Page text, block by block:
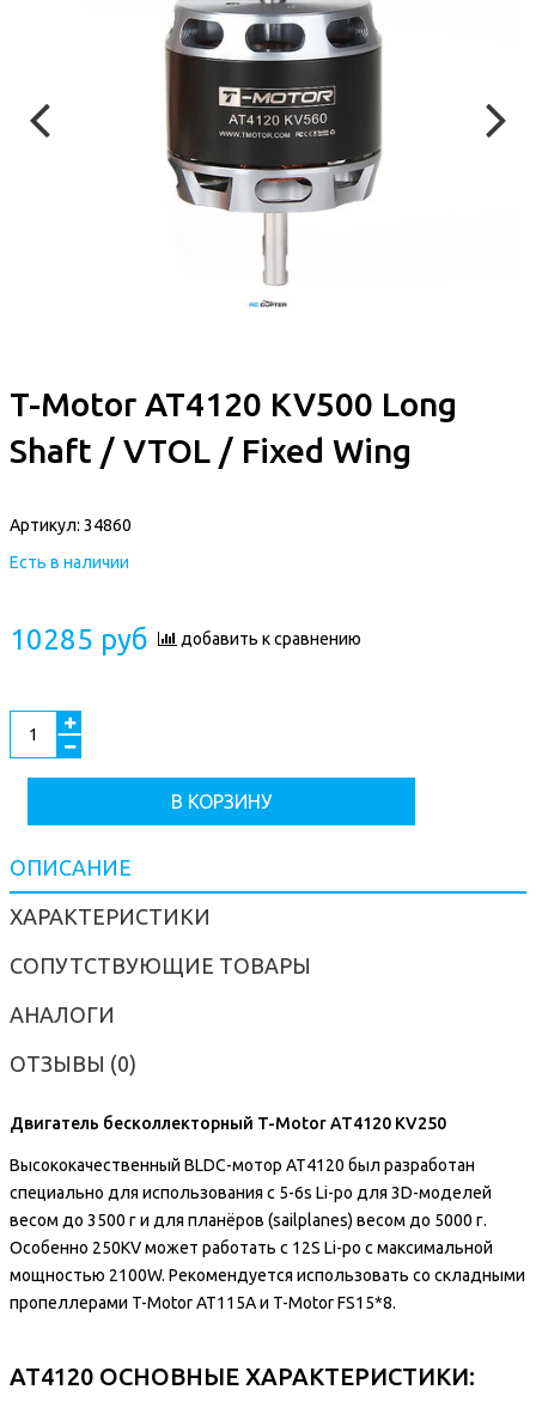
T-Motor AT4120 KV500 Long
Shaft / VTOL / Fixed Wing
Артикул: 34860
Есть в наличии
10285 руб добавить к сравнению
В КОРЗИНУ
ОПИСАНИЕ
ХАРАКТЕРИСТИКИ
СОПУТСТВУЮЩИЕ ТОВАРЫ
АНАЛОГИ
ОТЗЫВЫ (0)
Двигатель бесколлекторный T-Motor AT4120 KV250
Высококачественный BLDC-мотор AT4120 был разработан
специально для использования с 5-6s Li-po для 3D-моделей
весом до 3500 г и для планёров (sailplanes) весом до 5000 г.
Особенно 250KV может работать с 12S Li-po с максимальной
мощностью 2100W. Рекомендуется использовать со складными
пропеллерами T-Motor AT115A и T-Motor FS15*8.
AT4120 ОСНОВНЫЕ ХАРАКТЕРИСТИКИ: